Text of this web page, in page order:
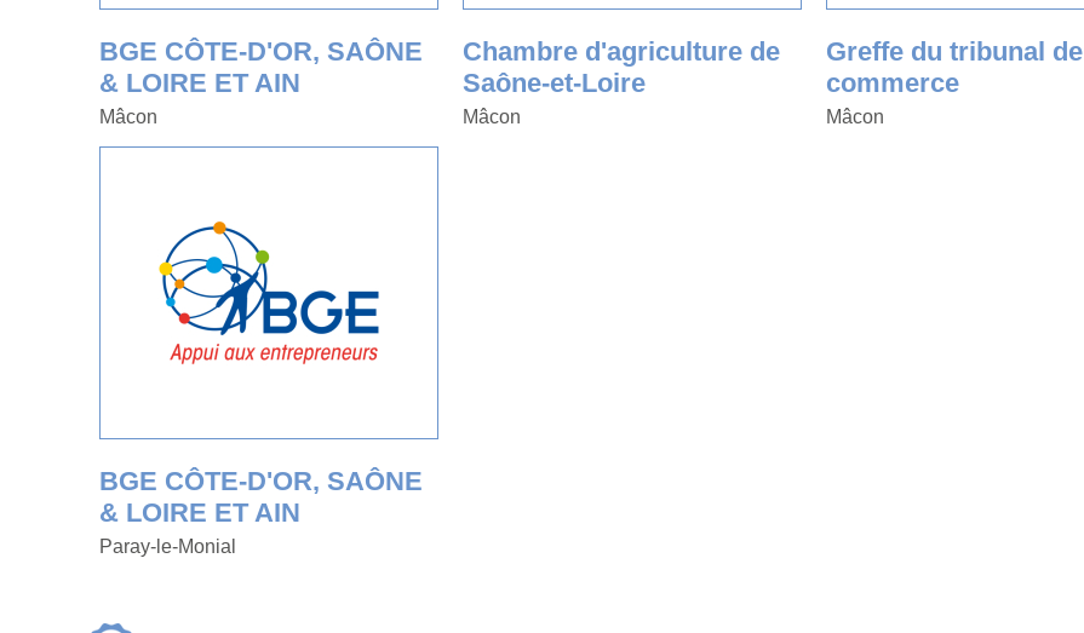
BGE CÔTE-D'OR, SAÔNE
& LOIRE ET AIN
Mâcon
Chambre d'agriculture de
Saône-et-Loire
Mâcon
Greffe du tribunal de
commerce
Mâcon
BGE CÔTE-D'OR, SAÔNE
& LOIRE ET AIN
Paray-le-Monial